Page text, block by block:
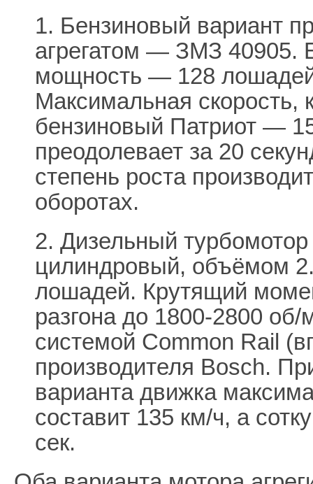
1. Бензиновый вариант
агрегатом — ЗМЗ 40905.
мощность — 128
Максимальная скорость,
бензиновый Патриот —
преодолевает за 20
степень роста
оборотах.
2. Дизельный
цилиндровый, объёмом
лошадей. Крутящий
разгона до 1800-2800
системой Common Rail
производителя Bosch.
варианта движка
составит 135 км/ч, а
сек.